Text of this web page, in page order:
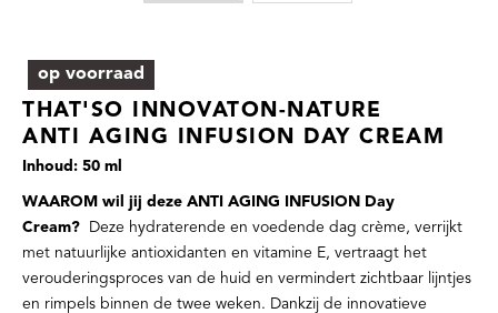
op voorraad
THAT'SO INNOVATON-NATURE
ANTI AGING INFUSION DAY CREAM
Inhoud: 50 ml
WAAROM wil jij deze ANTI AGING INFUSION Day
Cream?
Deze hydraterende en voedende dag crème, verrijkt
met natuurlijke antioxidanten en vitamine E, vertraagt het
verouderingsproces van de huid en vermindert zichtbaar lijntjes
en rimpels binnen de twee weken. Dankzij de innovatieve